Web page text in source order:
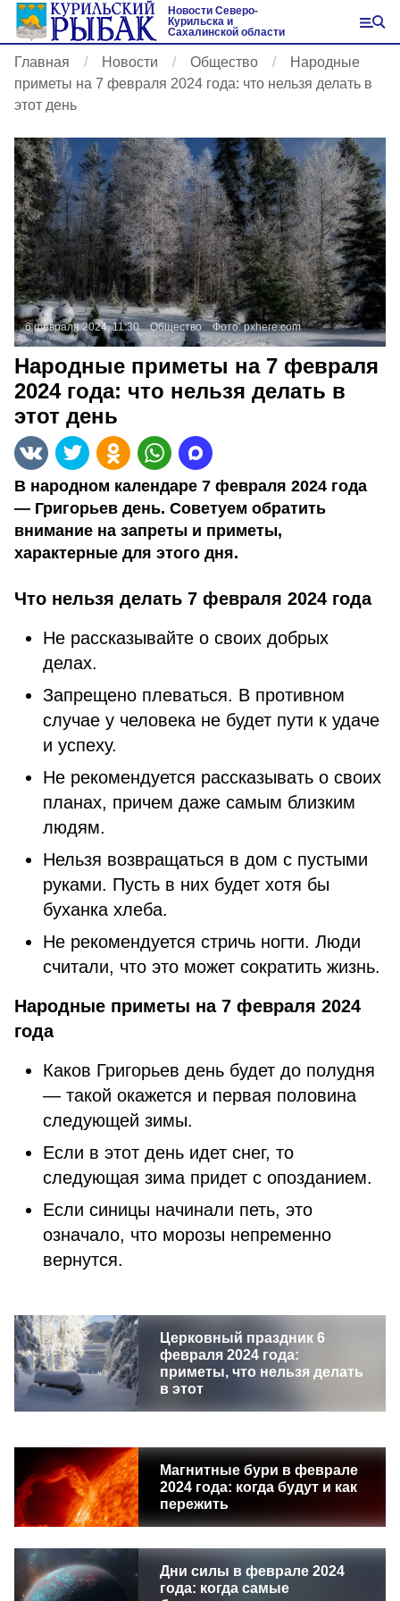
Новости Северо-
Курильска и
Сахалинской области
Главная Новости Общество
Народные
приметы на 7 февраля 2024 года: что нельзя делать в
этот день
6 февраля 2024, 11:30 Общество Фото:pxhere.com
Народные приметы на 7 февраля
2024 года: что нельзя делать в
этот день
В народном календаре 7 февраля 2024 года
— Григорьев день. Советуем обратить
внимание на запреты и приметы,
характерные для этого дня.
Что нельзя делать 7 февраля 2024 года
Не рассказывайте о своих добрых
делах.
Запрещено плеваться. В противном
случае у человека не будет пути к удаче
и успеху.
Не рекомендуется рассказывать о своих
планах, причем даже самым близким
людям.
Нельзя возвращаться в дом с пустыми
руками. Пусть в них будет хотя бы
буханка хлеба.
Не рекомендуется стричь ногти. Люди
считали, что это может сократить жизнь.
Народные приметы на 7 февраля 2024
года
Каков Григорьев день будет до полудня
— такой окажется и первая половина
следующей зимы.
Если в этот день идет снег, то
следующая зима придет с опозданием.
Если синицы начинали петь, это
означало, что морозы непременно
вернутся.
Церковный праздник 6
февраля 2024 года:
приметы, что нельзя делать
в этот
Магнитные бури в феврале
2024 года: когда будут и как
пережить
Дни силы в феврале 2024
года: когда самые